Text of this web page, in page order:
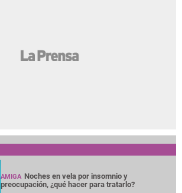
AMIGA Noches en vela por insomnio y
preocupación, ¿qué hacer para tratarlo?